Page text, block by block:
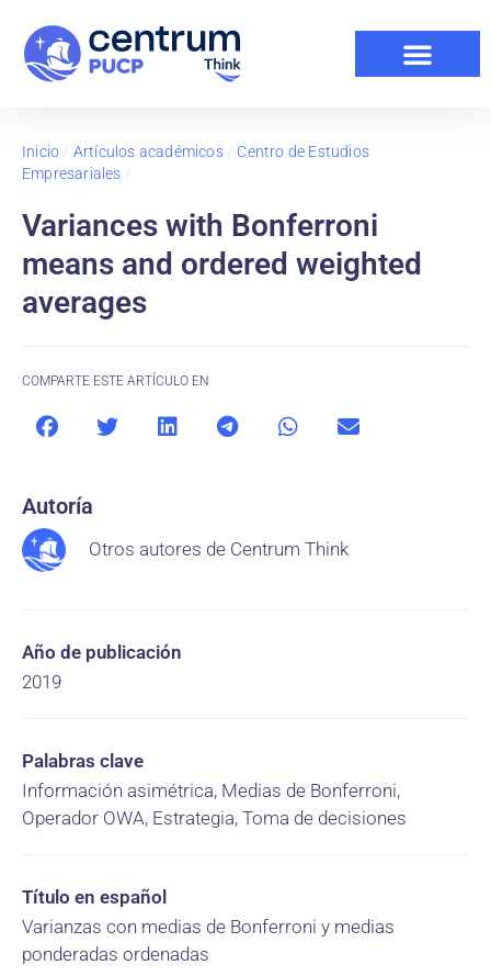
Inicio / Artículos académicos/ Centro de Estudios
Empresariales /
Variances with Bonferroni
means and ordered weighted
averages
COMPARTE ESTE ARTÍCULO EN
Autoría
Otros autores de Centrum Think
Año de publicación
2019
Palabras clave
Información asimétrica, Medias de Bonferroni,
Operador OWA, Estrategia, Toma de decisiones
Título en español
Varianzas con medias de Bonferroni y medias
ponderadas ordenadas